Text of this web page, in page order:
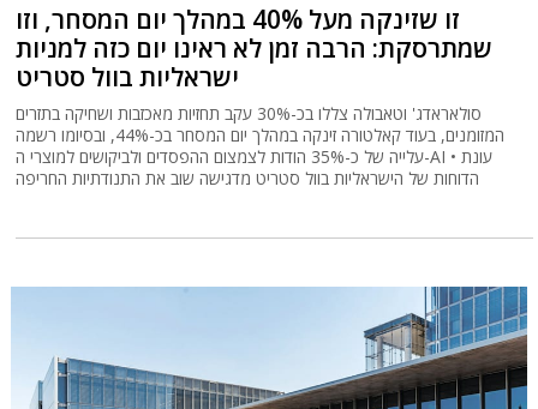
זו שזינקה מעל 40% במהלך יום המסחר, וזו
שמתרסקת: הרבה זמן לא ראינו יום כזה למניות
ישראליות בוול סטריט
סולאראדג' וטאבולה צללו בכ-30% עקב תחזיות מאכזבות ושחיקה בתזרים
המזומנים, בעוד קאלטורה זינקה במהלך יום המסחר בכ-44%, ובסיומו רשמה
עלייה של כ-35% הודות לצמצום ההפסדים ולביקושים למוצרי ה-AI • עונת
הדוחות של הישראליות בוול סטריט מדגישה שוב את התנודתיות החריפה